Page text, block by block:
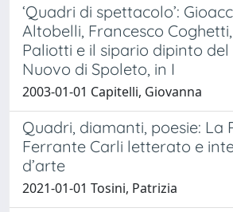
‘Quadri di spettacolo’:
Altobelli, Francesco
Paliotti e il sipario dipinto del
Nuovo di Spoleto, in I
2003-01-01 Capitelli, Giovanna
Quadri, diamanti, poesie: La
Ferrante Carli letterato e
d’arte
2021-01-01 Tosini, Patrizia